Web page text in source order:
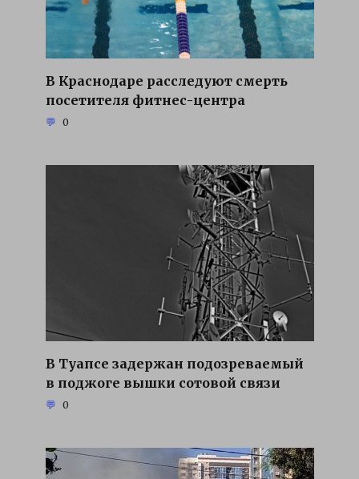
В Краснодаре расследуют смерть
посетителя фитнес-центра
0
В Туапсе задержан подозреваемый
в поджоге вышки сотовой связи
0